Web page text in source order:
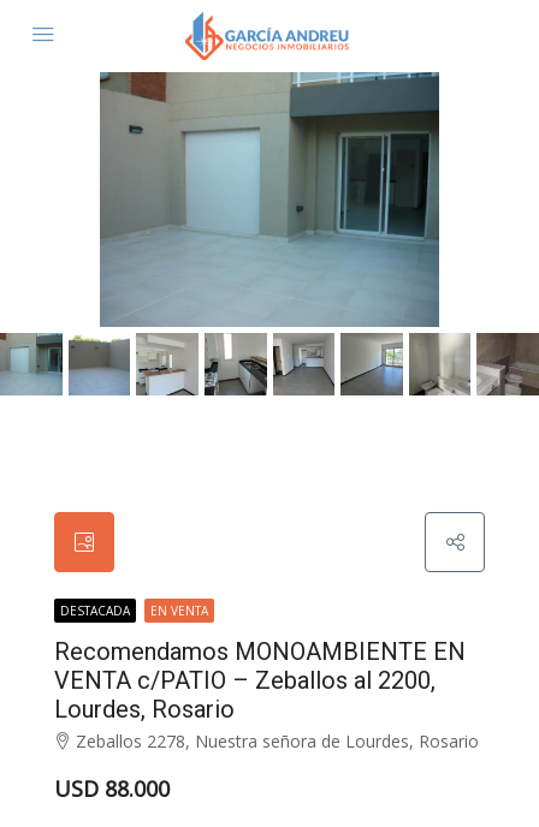
DESTACADA EN VENTA
Recomendamos MONOAMBIENTE EN
VENTA c/PATIO – Zeballos al 2200,
Lourdes, Rosario
Zeballos 2278, Nuestra señora de Lourdes, Rosario
USD 88.000